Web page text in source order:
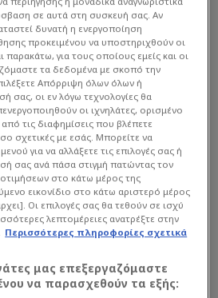
ο φετινός κουβαλάει έναν
σε αυτά στη συσκευή σας. Αν
δυνατή η ενεργοποίηση
προκειμένου να υποστηριχθούν οι
για τους οποίους εμείς και οι
τα δεδομένα με σκοπό την
Απόρριψη όλων όλων ή
σας, οι εν λόγω τεχνολογίες θα
οι ιχνηλάτες, ορισμένο
τις διαφημίσεις που βλέπετε
σχετικές με εσάς. Μπορείτε να
για να αλλάξετε τις επιλογές σας ή
σας ανά πάσα στιγμή πατώντας τον
στο κάτω μέρος της
εικονίδιο στο κάτω αριστερό μέρος
Οι επιλογές σας θα τεθούν σε ισχύ
λεπτομέρειες ανατρέξτε στην
Περισσότερες πληροφορίες σχετικά
μας επεξεργαζόμαστε
να παρασχεθούν τα εξής: